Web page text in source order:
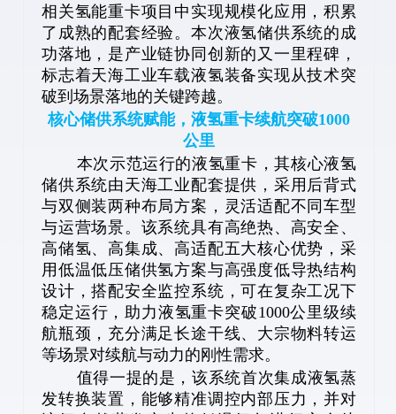
相关氢能重卡项目中实现规模化应用，积累
了成熟的配套经验。本次液氢储供系统的成
功落地，是产业链协同创新的又一里程碑，
标志着天海工业车载液氢装备实现从技术突
破到场景落地的关键跨越。
核心储供系统赋能，液氢重卡续航突破1000
公里
本次示范运行的液氢重卡，其核心液氢
储供系统由天海工业配套提供，采用后背式
与双侧装两种布局方案，灵活适配不同车型
与运营场景。该系统具有高绝热、高安全、
高储氢、高集成、高适配五大核心优势，采
用低温低压储供氢方案与高强度低导热结构
设计，搭配安全监控系统，可在复杂工况下
稳定运行，助力液氢重卡突破1000公里级续
航瓶颈，充分满足长途干线、大宗物料转运
等场景对续航与动力的刚性需求。
值得一提的是，该系统首次集成液氢蒸
发转换装置，能够精准调控内部压力，并对